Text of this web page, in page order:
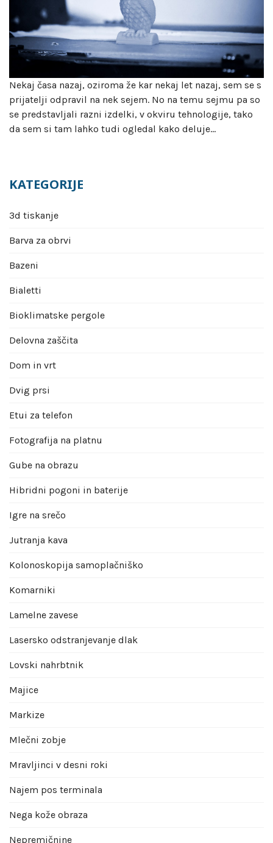
Nekaj časa nazaj, oziroma že kar nekaj let nazaj, sem se s
prijatelji odpravil na nek sejem. No na temu sejmu pa so
se predstavljali razni izdelki, v okviru tehnologije, tako
da sem si tam lahko tudi ogledal kako deluje…
KATEGORIJE
3d tiskanje
Barva za obrvi
Bazeni
Bialetti
Bioklimatske pergole
Delovna zaščita
Dom in vrt
Dvig prsi
Etui za telefon
Fotografija na platnu
Gube na obrazu
Hibridni pogoni in baterije
Igre na srečo
Jutranja kava
Kolonoskopija samoplačniško
Komarniki
Lamelne zavese
Lasersko odstranjevanje dlak
Lovski nahrbtnik
Majice
Markize
Mlečni zobje
Mravljinci v desni roki
Najem pos terminala
Nega kože obraza
Nepremičnine